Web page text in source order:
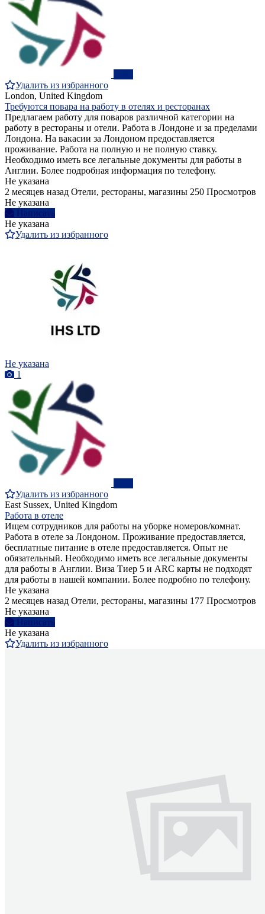
Удалить из избранного
London, United Kingdom
Требуются повара на работу в отелях и ресторанах
Предлагаем работу для поваров различной категории на
работу в рестораны и отели. Работа в Лондоне и за пределами
Лондона. На вакасии за Лондоном предоставляется
проживание. Работа на полную и не полную ставку.
Необходимо иметь все легальные документы для работы в
Англии. Более подробная информация по телефону.
Не указана
2 месяцев назад Отели, рестораны, магазины 250 Просмотров
Не указана
Написать
Не указана
Удалить из избранного
Не указана
1
Удалить из избранного
East Sussex, United Kingdom
Работа в отеле
Ищем сотрудников для работы на уборке номеров/комнат.
Работа в отеле за Лондоном. Проживание предоставляется,
бесплатные питание в отеле предоставляется. Опыт не
обязательный. Необходимо иметь все легальные документы
для работы в Англии. Виза Тиер 5 и ARC карты не подходят
для работы в нашей компании. Более подробно по телефону.
Не указана
2 месяцев назад Отели, рестораны, магазины 177 Просмотров
Не указана
Написать
Не указана
Удалить из избранного